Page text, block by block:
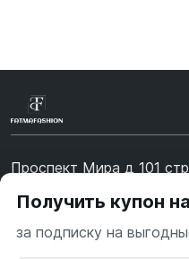
Проспект Мира д 101 стр
Время работы: 10:00-
+7 (967) 139-99-31
Получить купон
за подписку на